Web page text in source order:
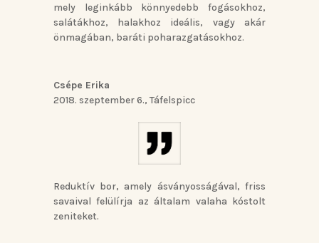
mely leginkább könnyedebb fogásokhoz,
salátákhoz, halakhoz ideális, vagy akár
önmagában, baráti poharazgatásokhoz.
Csépe Erika
2018. szeptember 6., Táfelspicc
Reduktív bor, amely ásványosságával, friss
savaival felülírja az általam valaha kóstolt
zeniteket.